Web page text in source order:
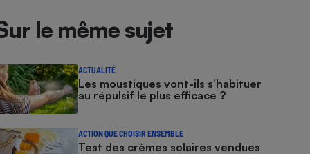
le même sujet
ACTUALITÉ
Les moustiques vont-ils s’habituer
au répulsif le plus efficace ?
ACTION QUE CHOISIR ENSEMBLE
Test des crèmes solaires vendues